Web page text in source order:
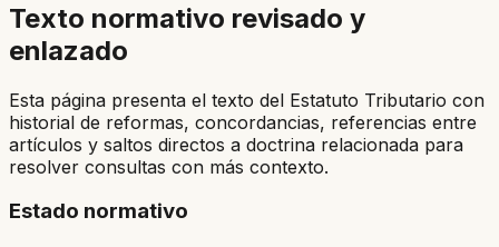
Texto normativo revisado y
enlazado
Esta página presenta el texto del Estatuto Tributario con
historial de reformas, concordancias, referencias entre
artículos y saltos directos a doctrina relacionada para
resolver consultas con más contexto.
Estado normativo